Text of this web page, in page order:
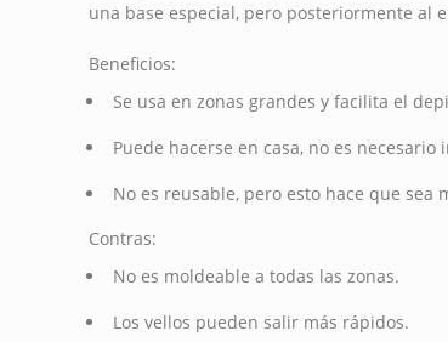
una base especial, pero posteriormente al
Beneficios:
Se usa en zonas grandes y facilita el
Puede hacerse en casa, no es necesario
No es reusable, pero esto hace que sea
Contras:
No es moldeable a todas las zonas.
Los vellos pueden salir más rápidos.